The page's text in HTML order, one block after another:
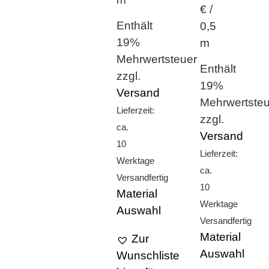
Enthält
19%
Mehrwertsteuer
zzgl.
Versand
Lieferzeit:
ca.
10
Werktage
Versandfertig
Material
Auswahl
Zur
Wunschliste
€ /
0,5
m
Enthält
19%
zzgl.
Versand
Lieferzeit:
ca.
10
Werktage
Versandfertig
Material
Auswahl